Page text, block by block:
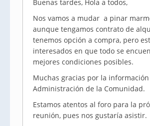
Buenas tardes, Hola a todos,
Nos vamos a mudar a pinar
aunque tengamos contrato de
tenemos opción a compra, pero
interesados en que todo se
mejores condiciones posibles.
Muchas gracias por la
Administración de la Comunidad.
Estamos atentos al foro para la
reunión, pues nos gustaría asistir.